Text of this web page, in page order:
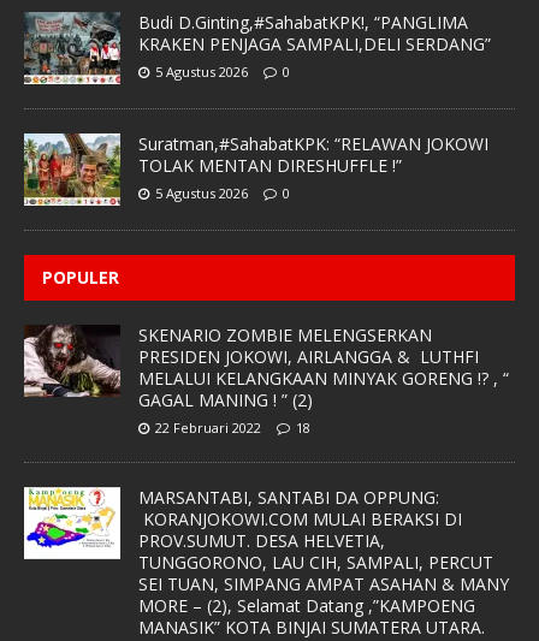
Budi D.Ginting,#SahabatKPK!, “PANGLIMA
KRAKEN PENJAGA SAMPALI,DELI SERDANG”
5 Agustus 2026 0
Suratman,#SahabatKPK: “RELAWAN JOKOWI
TOLAK MENTAN DIRESHUFFLE !”
5 Agustus 2026 0
POPULER
SKENARIO ZOMBIE MELENGSERKAN
PRESIDEN JOKOWI, AIRLANGGA & LUTHFI
MELALUI KELANGKAAN MINYAK GORENG !? , “
GAGAL MANING ! ” (2)
22 Februari 2022 18
MARSANTABI, SANTABI DA OPPUNG:
KORANJOKOWI.COM MULAI BERAKSI DI
PROV.SUMUT. DESA HELVETIA,
TUNGGORONO, LAU CIH, SAMPALI, PERCUT
SEI TUAN, SIMPANG AMPAT ASAHAN & MANY
MORE – (2), Selamat Datang ,”KAMPOENG
MANASIK” KOTA BINJAI SUMATERA UTARA.